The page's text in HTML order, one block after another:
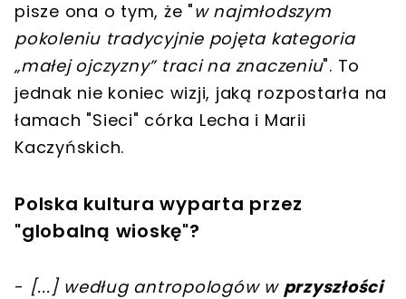
pisze ona o tym, że "w najmłodszym
pokoleniu tradycyjnie pojęta kategoria
„małej ojczyzny” traci na znaczeniu". To
jednak nie koniec wizji, jaką rozpostarła na
łamach "Sieci" córka Lecha i Marii
Kaczyńskich.
Polska kultura wyparta przez
"globalną wioskę"?
- [...]według antropologów w przyszłości